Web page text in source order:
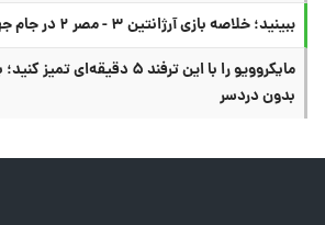
ببینید؛ خلاصه بازی آرژانتین ۳ - مصر ۲ در جام جهانی
مایکروویو را با این ترفند ۵
بدون دردسر